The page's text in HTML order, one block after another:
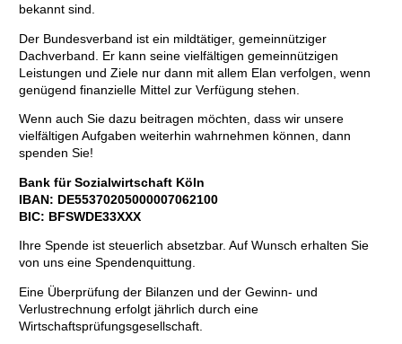
bekannt sind.
Der Bundesverband ist ein mildtätiger, gemeinnütziger
Dachverband. Er kann seine vielfältigen gemeinnützigen
Leistungen und Ziele nur dann mit allem Elan verfolgen, wenn
genügend finanzielle Mittel zur Verfügung stehen.
Wenn auch Sie dazu beitragen möchten, dass wir unsere
vielfältigen Aufgaben weiterhin wahrnehmen können, dann
spenden Sie!
Bank für Sozialwirtschaft Köln
IBAN: DE55370205000007062100
BIC: BFSWDE33XXX
Ihre Spende ist steuerlich absetzbar. Auf Wunsch erhalten Sie
von uns eine Spendenquittung.
Eine Überprüfung der Bilanzen und der Gewinn- und
Verlustrechnung erfolgt jährlich durch eine
Wirtschaftsprüfungsgesellschaft.